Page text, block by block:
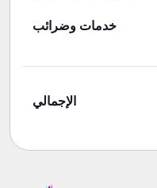
خدمات وضرائب
الإجمالي